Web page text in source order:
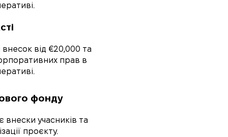
від €20,000 та
прав в
фонду
внески учасників та
проєкту.